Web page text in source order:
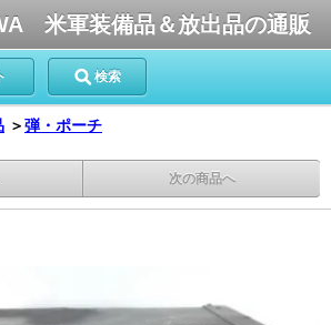
米軍装備品＆放出品の通販
検索
＞弾・ポーチ
次の商品へ